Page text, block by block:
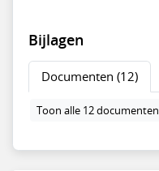
Bijlagen
Documenten (12)
Toon alle 12 documenten